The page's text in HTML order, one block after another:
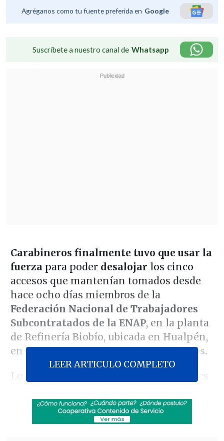
Agréganos como tu fuente preferida en Google
Suscríbete a nuestro canal de Whatsapp
Carabineros finalmente tuvo que usar la
fuerza para poder desalojar los cinco
accesos que mantenían tomados desde
hace ocho días miembros de la
Federación Nacional de Trabajadores
Subcontratados de la ENAP, en la planta
de Refinería Biobío, ubicada en Hualpén,
en una operación quedejó 11 detenidos.
Lo mismo ocurrirá con las instalaciones
Vicente en Talcahuano, que son de
propiedad de la ENAP, según se le
LEER ARTICULO COMPLETO